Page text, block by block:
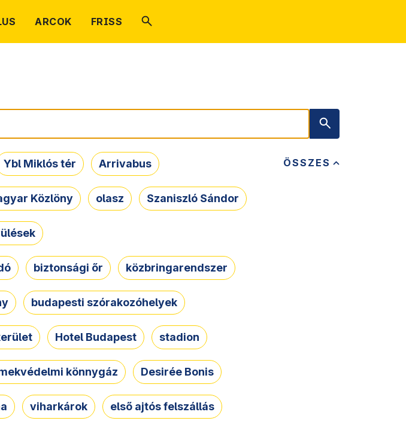
ARCOK FRISS
ÖSSZES
Ybl Miklós tér Arrivabus
Közlöny olasz Szaniszló Sándor
biztonsági őr közbringarendszer
budapesti szórakozóhelyek
Hotel Budapest stadion
könnygáz Desirée Bonis
viharkárok első ajtós felszállás